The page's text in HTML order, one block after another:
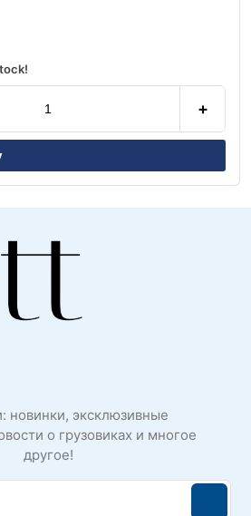
+
новинки, эксклюзивные
о грузовиках и многое
другое!